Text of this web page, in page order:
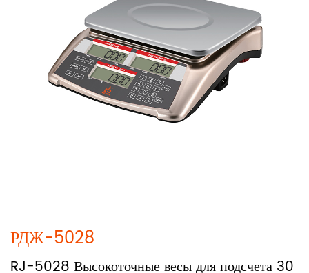
РДЖ-5028
RJ-5028 Высокоточные весы для подсчета 30